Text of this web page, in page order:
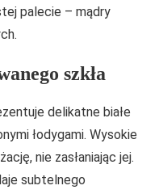
palecie – mądry
szkła
delikatne białe
łodygami. Wysokie
nie zasłaniając jej.
subtelnego